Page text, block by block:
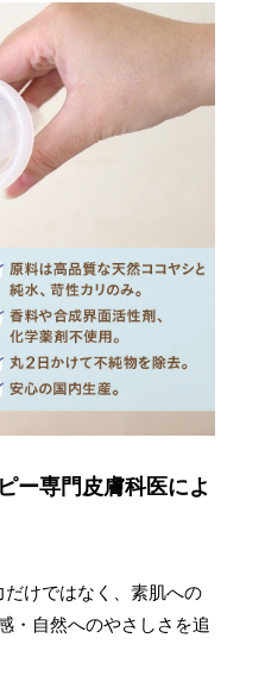
ー専門皮膚科医によ
けではなく、素肌への
・自然へのやさしさを追